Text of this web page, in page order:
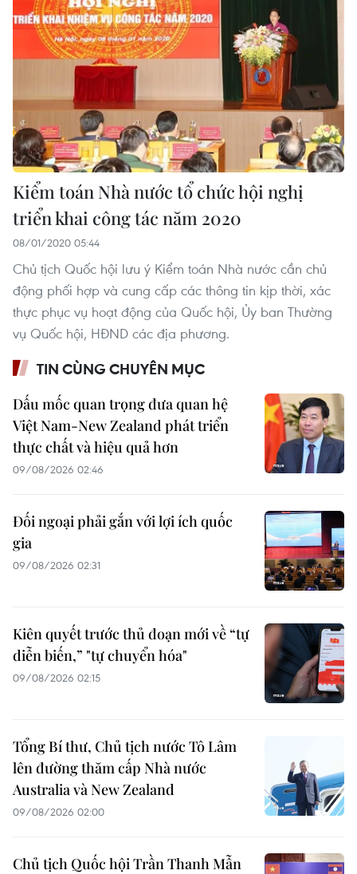
Kiểm toán Nhà nước tổ chức hội nghị
triển khai công tác năm 2020
08/01/2020 05:44
Chủ tịch Quốc hội lưu ý Kiểm toán Nhà nước cần chủ
động phối hợp và cung cấp các thông tin kịp thời, xác
thực phục vụ hoạt động của Quốc hội, Ủy ban Thường
vụ Quốc hội, HĐND các địa phương.
TIN CÙNG CHUYÊN MỤC
Dấu mốc quan trọng đưa quan hệ
Việt Nam-New Zealand phát triển
thực chất và hiệu quả hơn
09/08/2026 02:46
Đối ngoại phải gắn với lợi ích quốc
gia
09/08/2026 02:31
Kiên quyết trước thủ đoạn mới về “tự
diễn biến,” "tự chuyển hóa"
09/08/2026 02:15
Tổng Bí thư, Chủ tịch nước Tô Lâm
lên đường thăm cấp Nhà nước
Australia và New Zealand
09/08/2026 02:00
Chủ tịch Quốc hội Trần Thanh Mẫn